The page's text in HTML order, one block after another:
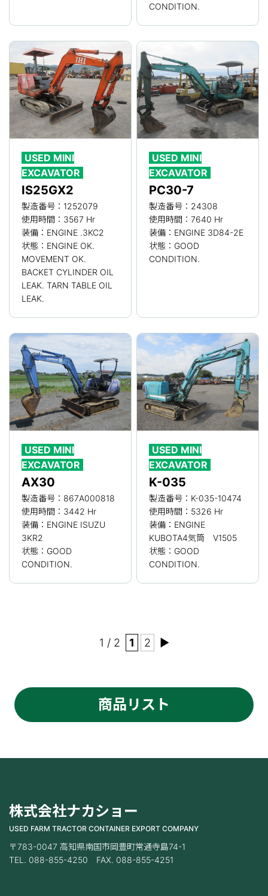
CONDITION.
USED MINI
EXCAVATOR
IS25GX2
製造番号：1252079
使用時間：3567 Hr
装備：ENGINE .3KC2
状態：ENGINE OK.
MOVEMENT OK.
BACKET CYLINDER OIL
LEAK. TARN TABLE OIL
LEAK.
USED MINI
EXCAVATOR
PC30-7
製造番号：24308
使用時間：7640 Hr
装備：ENGINE 3D84-2E
状態：GOOD
CONDITION.
USED MINI
EXCAVATOR
AX30
製造番号：867A000818
使用時間：3442 Hr
装備：ENGINE ISUZU
3KR2
状態：GOOD
CONDITION.
USED MINI
EXCAVATOR
K-035
製造番号：K-035-10474
使用時間：5326 Hr
装備：ENGINE
KUBOTA4気筒 V1505
状態：GOOD
CONDITION.
1 / 2 1 2 ▶
商品リスト
株式会社ナカショー
USED FARM TRACTOR CONTAINER EXPORT COMPANY
〒783-0047 高知県南国市岡豊町常通寺島74-1
TEL. 088-855-4250 FAX. 088-855-4251